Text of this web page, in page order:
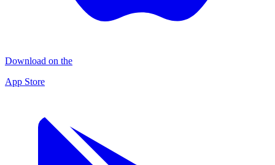
Download on the
App Store